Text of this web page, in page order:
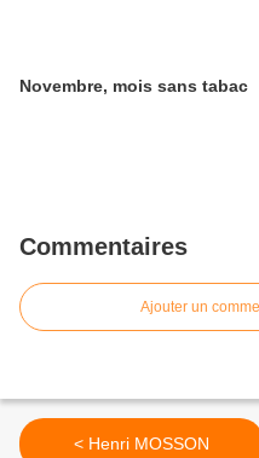
Novembre, mois sans tabac
Commentaires
Ajouter un
< Henri MOSSON